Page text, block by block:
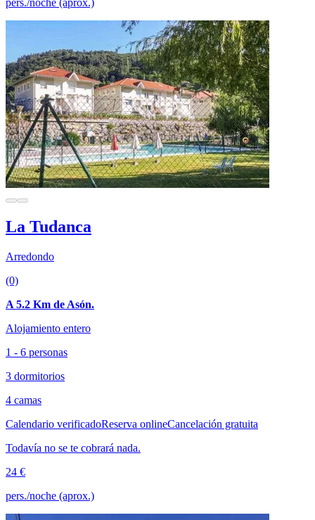
La Tudanca
Arredondo
(0)
A 5.2 Km de Asón.
Alojamiento entero
1 - 6 personas
3 dormitorios
4 camas
Calendario verificadoReserva onlineCancelación gratuita
Todavía no se te cobrará nada.
24 €
pers./noche (aprox.)